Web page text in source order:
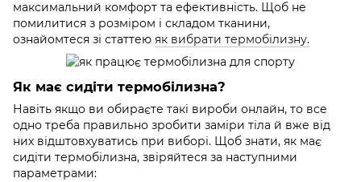
максимальний комфорт та ефективність. Щоб не
помилитися з розміром і складом тканини,
ознайомтеся зі статтею як вибрати термобілизну.
Як має сидіти термобілизна?
Навіть якщо ви обираєте такі вироби онлайн, то все
одно треба правильно зробити заміри тіла й вже від
них відштовхуватись при виборі. Щоб знати, як має
сидіти термобілизна, звіряйтеся за наступними
параметрами: